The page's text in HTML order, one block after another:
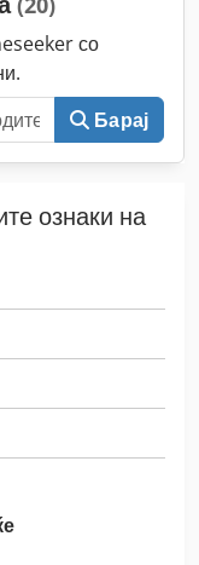
2.336 мм
на вртење со
/ прирачник,
со
Барај
ознаки на